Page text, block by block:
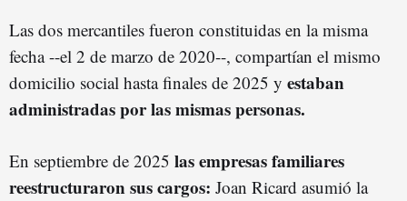
Las dos mercantiles fueron constituidas en la misma
fecha --el 2 de marzo de 2020--, compartían el mismo
domicilio social hasta finales de 2025 y estaban
administradas por las mismas personas.
En septiembre de 2025 las empresas familiares
reestructuraron sus cargos: Joan Ricard asumió la